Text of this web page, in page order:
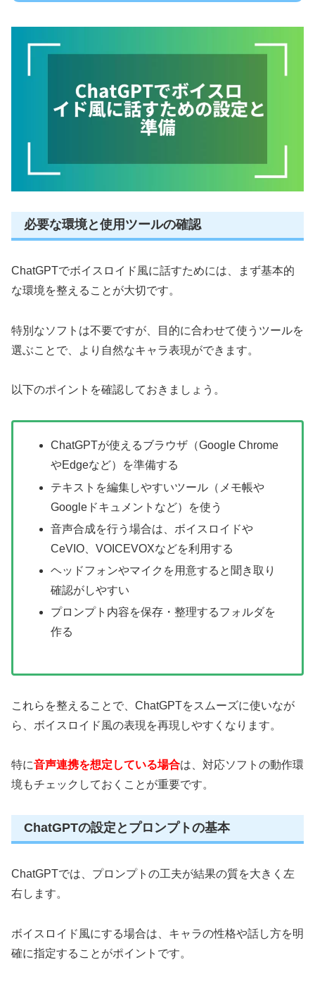
必要な環境と使用ツールの確認
ChatGPTでボイスロイド風に話すためには、まず基本的
な環境を整えることが大切です。
特別なソフトは不要ですが、目的に合わせて使うツールを
選ぶことで、より自然なキャラ表現ができます。
以下のポイントを確認しておきましょう。
ChatGPTが使えるブラウザ（Google Chrome
やEdgeなど）を準備する
テキストを編集しやすいツール（メモ帳や
Googleドキュメントなど）を使う
音声合成を行う場合は、ボイスロイドや
CeVIO、VOICEVOXなどを利用する
ヘッドフォンやマイクを用意すると聞き取り
確認がしやすい
プロンプト内容を保存・整理するフォルダを
作る
これらを整えることで、ChatGPTをスムーズに使いなが
ら、ボイスロイド風の表現を再現しやすくなります。
特に音声連携を想定している場合は、対応ソフトの動作環
境もチェックしておくことが重要です。
ChatGPTの設定とプロンプトの基本
ChatGPTでは、プロンプトの工夫が結果の質を大きく左
右します。
ボイスロイド風にする場合は、キャラの性格や話し方を明
確に指定することがポイントです。